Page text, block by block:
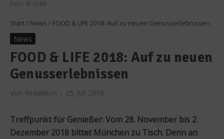
Foto: © GHM
Start / News / FOOD & LIFE 2018: Auf zu neuen Genusserlebnissen
News
FOOD & LIFE 2018: Auf zu neuen
Genusserlebnissen
Von Redaktion 25. Juli 2018
Treffpunkt für Genießer: Vom 28. November bis 2.
Dezember 2018 bittet München zu Tisch. Denn an